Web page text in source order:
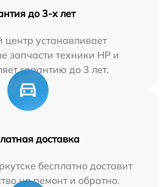
до 3-х лет
устанавливает
запчасти техники HP и
гарантию до 3 лет.
доставка
бесплатно доставит
на ремонт и обратно.